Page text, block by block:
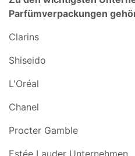
Parfümverpackungen
Clarins
Shiseido
L'Oréal
Chanel
Procter Gamble
Estée Lauder Unternehmen